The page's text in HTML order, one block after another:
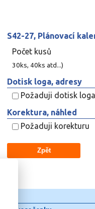
S42-27, Plánovací
Počet kusů
30ks, 40ks atd...)
Dotisk loga, adresy
Požaduji dotisk loga
Korektura, náhled
Požaduji korekturu